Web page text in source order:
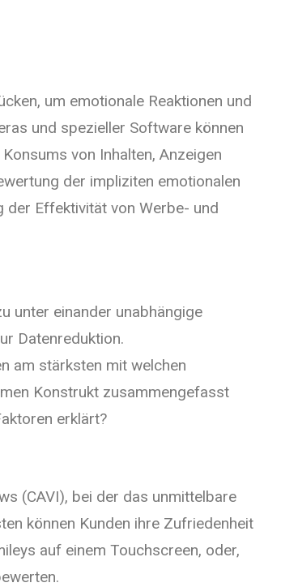
um emotionale Reaktionen und
und spezieller Software können
von Inhalten, Anzeigen
der impliziten emotionalen
der Effektivität von Werbe- und
unter einander unabhängige
Datenreduktion.
am stärksten mit welchen
Konstrukt zusammengefasst
erklärt?
(CAVI), bei der das unmittelbare
können Kunden ihre Zufriedenheit
auf einem Touchscreen, oder,